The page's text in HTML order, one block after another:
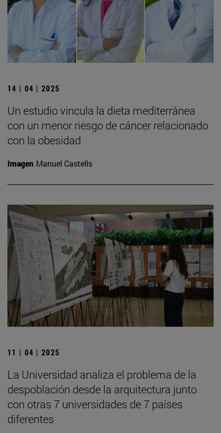
14 | 04 | 2025
Un estudio vincula la dieta mediterránea
con un menor riesgo de cáncer relacionado
con la obesidad
Imagen Manuel Castells
11 | 04 | 2025
La Universidad analiza el problema de la
despoblación desde la arquitectura junto
con otras 7 universidades de 7 países
diferentes